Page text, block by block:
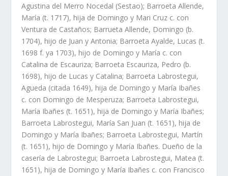
Agustina del Merro Nocedal (Sestao); Barroeta Allende,
Marí­a (t. 1717), hija de Domingo y Mari Cruz c. con
Ventura de Castaños; Barrueta Allende, Domingo (b.
1704), hijo de Juan y Antonia; Barroeta Ayalde, Lucas (t.
1698 f. ya 1703), hijo de Domingo y Marí­a c. con
Catalina de Escauriza; Barroeta Escauriza, Pedro (b.
1698), hijo de Lucas y Catalina; Barroeta Labrostegui,
Agueda (citada 1649), hija de Domingo y Marí­a Ibañes
c. con Domingo de Mesperuza; Barroeta Labrostegui,
Marí­a Ibañes (t. 1651), hija de Domingo y Marí­a Ibañes;
Barroeta Labrostegui, Marí­a San Juan (t. 1651), hija de
Domingo y Marí­a Ibañes; Barroeta Labrostegui, Martí­n
(t. 1651), hijo de Domingo y Marí­a Ibañes. Dueño de la
caserí­a de Labrostegui; Barroeta Labrostegui, Matea (t.
1651), hija de Domingo y Marí­a Ibañes c. con Francisco